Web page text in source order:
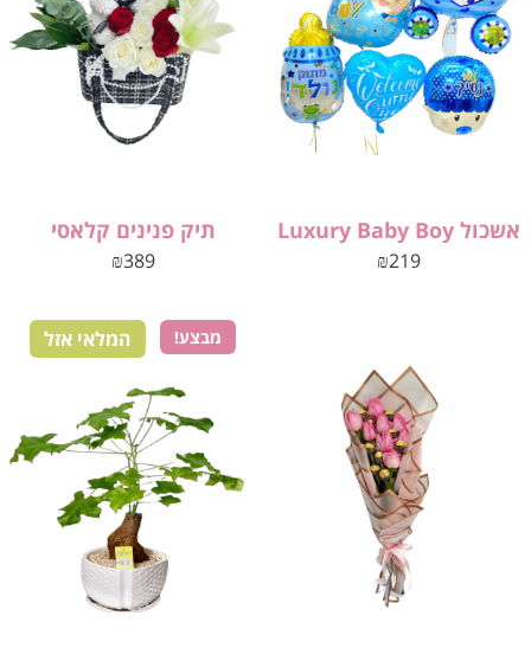
אשכול Luxury Baby Boy
₪219
תיק פנינים קלאסי
₪389
מבצע! המלאי אזל